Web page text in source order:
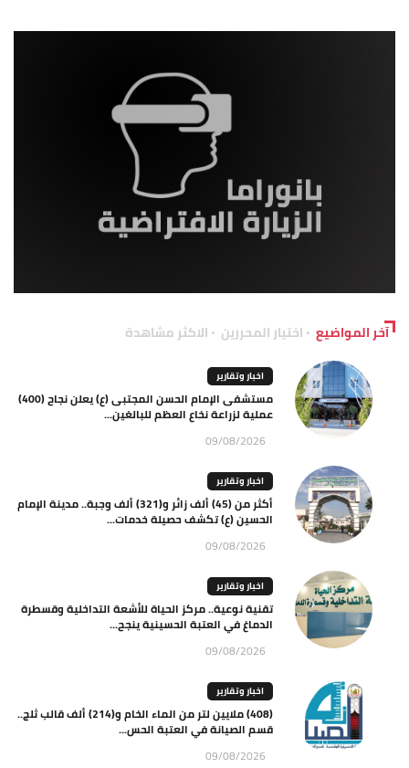
آخر المواضيع اختيار المحررين الاكثر مشاهدة
اخبار وتقارير
مستشفى الإمام الحسن المجتبى (ع) يعلن نجاح (400)
عملية لزراعة نخاع العظم للبالغين...
09/08/2026
اخبار وتقارير
أكثر من (45) ألف زائر و(321) ألف وجبة.. مدينة الإمام
الحسين (ع) تكشف حصيلة خدمات...
09/08/2026
اخبار وتقارير
تقنية نوعية.. مركز الحياة للأشعة التداخلية وقسطرة
الدماغ في العتبة الحسينية ينجح...
09/08/2026
اخبار وتقارير
(408) ملايين لتر من الماء الخام و(214) ألف قالب ثلج..
قسم الصيانة في العتبة الحس...
09/08/2026